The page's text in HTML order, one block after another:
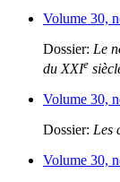
Volume 30,
Dossier: Le
du XXIe
Volume 30,
Dossier: Les
Volume 30,